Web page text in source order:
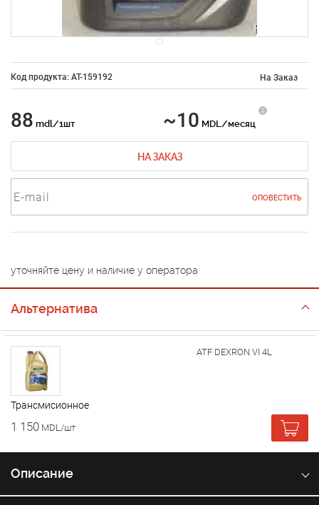
Код продукта: AT-159192 На Заказ
88 mdl/1шт ~10 MDL/месяц
НА ЗАКАЗ
ОПОВЕСТИТЬ
уточняйте цену и наличие у оператора
Альтернатива
ATF DEXRON VI 4L
Трансмисионное
1 150 MDL/шт
Описание